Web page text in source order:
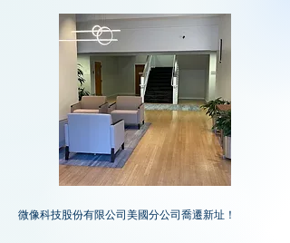
微像科技股份有限公司美國分公司喬遷新址！